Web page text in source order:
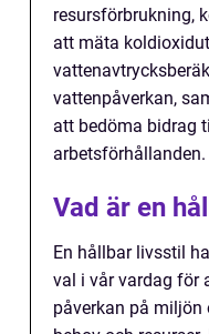
resursförbrukning,
att mäta
vattenpåverkan,
att bedöma bidrag
arbetsförhållanden.
Vad är en
En hållbar livsstil
val i vår vardag för
påverkan på miljön